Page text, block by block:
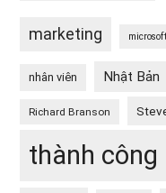
marketing microsoft
nhân viên Nhật Bản
Richard Branson
thành công